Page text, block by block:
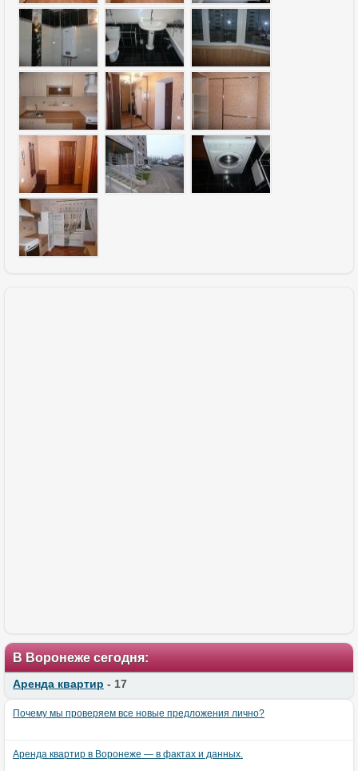
В Воронеже сегодня:
Аренда квартир - 17
Почему мы проверяем все новые предложения лично?
Аренда квартир в Воронеже — в фактах и данных.